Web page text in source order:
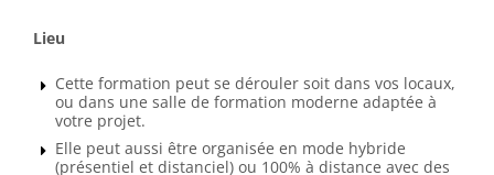
Lieu
Cette formation peut se dérouler soit dans vos locaux,
ou dans une salle de formation moderne adaptée à
votre projet.
Elle peut aussi être organisée en mode hybride
(présentiel et distanciel) ou 100% à distance avec des